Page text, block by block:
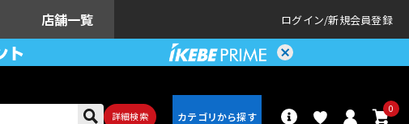
店舗一覧 ログイン 新規会員登録
詳細検索
0